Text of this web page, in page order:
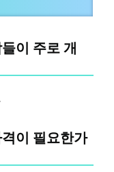
이 주로 개
이 필요한가